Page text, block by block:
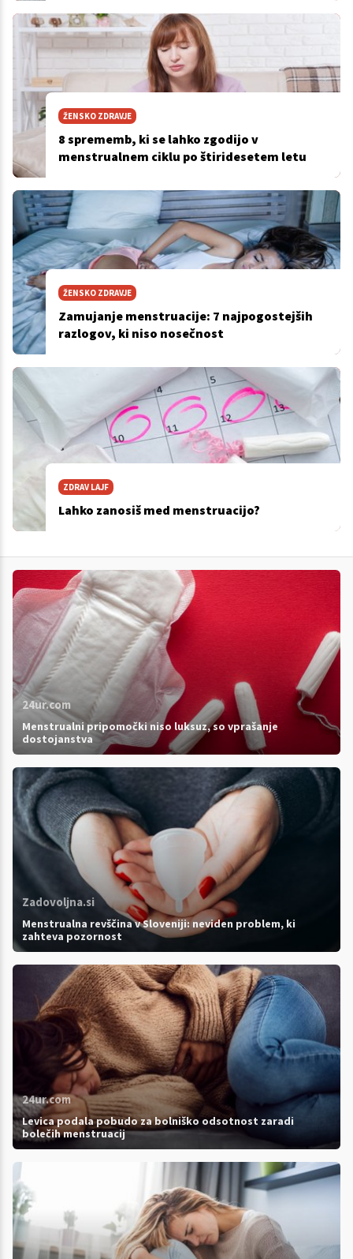
ŽENSKO ZDRAVJE
8 sprememb, ki se lahko zgodijo v
menstrualnem ciklu po štiridesetem letu
ŽENSKO ZDRAVJE
Zamujanje menstruacije: 7 najpogostejših
razlogov, ki niso nosečnost
ZDRAV LAJF
Lahko zanosiš med menstruacijo?
24ur.com
Menstrualni pripomočki niso luksuz, so vprašanje
dostojanstva
Zadovoljna.si
Menstrualna revščina v Sloveniji: neviden problem, ki
zahteva pozornost
24ur.com
Levica podala pobudo za bolniško odsotnost zaradi
bolečih menstruacij